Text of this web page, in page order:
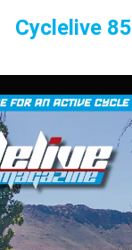
Cyclelive 85